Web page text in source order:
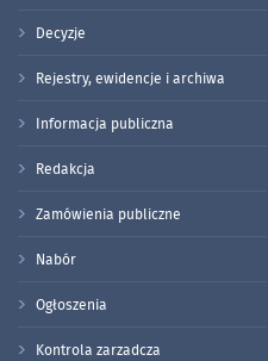
Decyzje
Rejestry, ewidencje i archiwa
Informacja publiczna
Redakcja
Zamówienia publiczne
Nabór
Ogłoszenia
Kontrola zarzadcza